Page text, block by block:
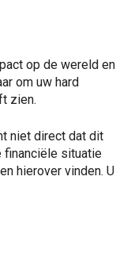
op de wereld en
om uw hard
zien.
niet direct dat dit
financiële situatie
hierover vinden. U